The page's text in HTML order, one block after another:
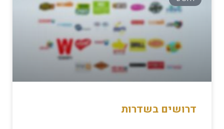
דרושים בשדרות